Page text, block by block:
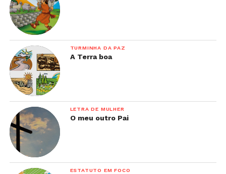
TURMINHA DA PAZ
A Terra boa
LETRA DE MULHER
O meu outro Pai
ESTATUTO EM FOCO